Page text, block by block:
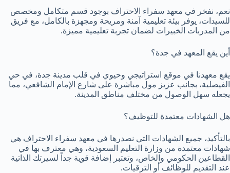
نعم، نفخر في معهد سفراء الاحتراف بوجود قسم متكامل ومخصص
للسيدات، يوفر بيئة تعليمية آمنة ومريحة ومجهزة بالكامل، مع فريق
من المدربات الخبيرات لضمان تجربة تعليمية مميزة.
أين يقع المعهد في جدة؟
يقع معهدنا في موقع استراتيجي وحيوي في قلب مدينة جدة، في حي
الفيصلية، بجانب عزيز مول مباشرة على شارع الإمام الشافعي، مما
يجعله سهل الوصول من مختلف مناطق المدينة.
هل الشهادات معتمدة للتوظيف؟
بالتأكيد، جميع الشهادات التي نصدرها في معهد سفراء الاحتراف هي
شهادات معتمدة من وزارة التعليم السعودية، وهي معترف بها في
القطاعين الحكومي والخاص، وتعتبر إضافة قوية جداً لسيرتك الذاتية
عند التقديم للوظائف أو الترقيات.